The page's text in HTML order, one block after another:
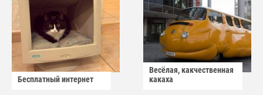
Бесплатный интернет
Весёлая, какчественная
какаха